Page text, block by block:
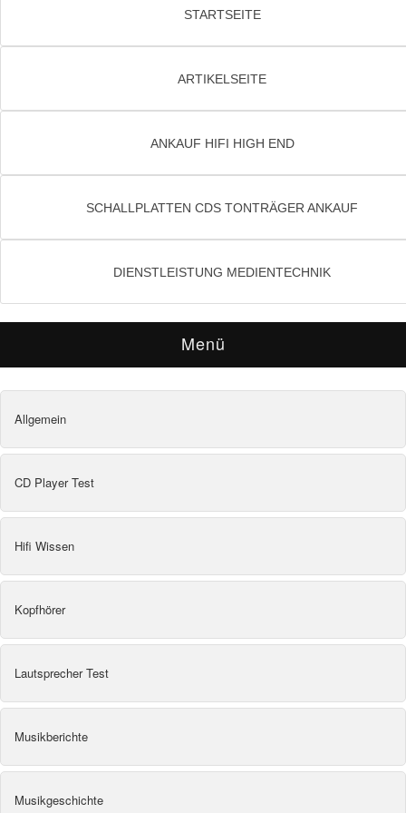
STARTSEITE
ARTIKELSEITE
ANKAUF HIFI HIGH END
SCHALLPLATTEN CDS TONTRÄGER ANKAUF
DIENSTLEISTUNG MEDIENTECHNIK
Menü
Allgemein
CD Player Test
Hifi Wissen
Kopfhörer
Lautsprecher Test
Musikberichte
Musikgeschichte